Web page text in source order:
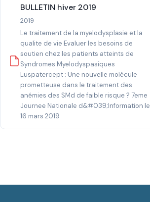
BULLETIN hiver 2019
2019
Le traitement de la myelodysplasie et la
qualite de vie Evaluer les besoins de
soutien chez les patients atteints de
Syndromes Myelodyspasiques
Luspatercept : Une nouvelle molécule
prometteuse dans le traitement des
anémies des SMd de faible risque ? 7eme
Journee Nationale d&#039;Information le
16 mars 2019